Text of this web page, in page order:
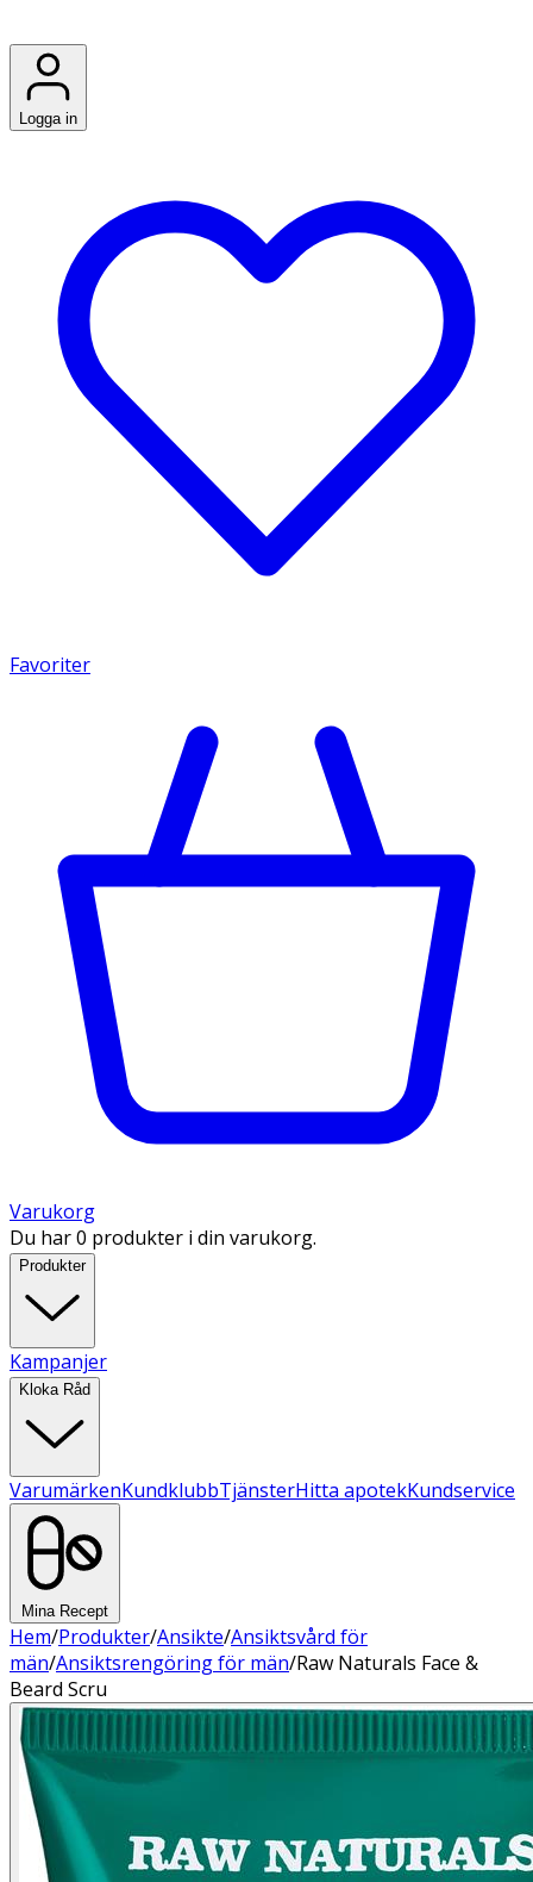
Logga in
Favoriter
Varukorg
Du har 0 produkter i din varukorg.
Produkter
Kampanjer
Kloka Råd
VarumärkenKundklubbTjänsterHitta apotekKundservice
Mina Recept
Hem/Produkter/Ansikte/Ansiktsvård för
män/Ansiktsrengöring för män/Raw Naturals Face &
Beard Scru